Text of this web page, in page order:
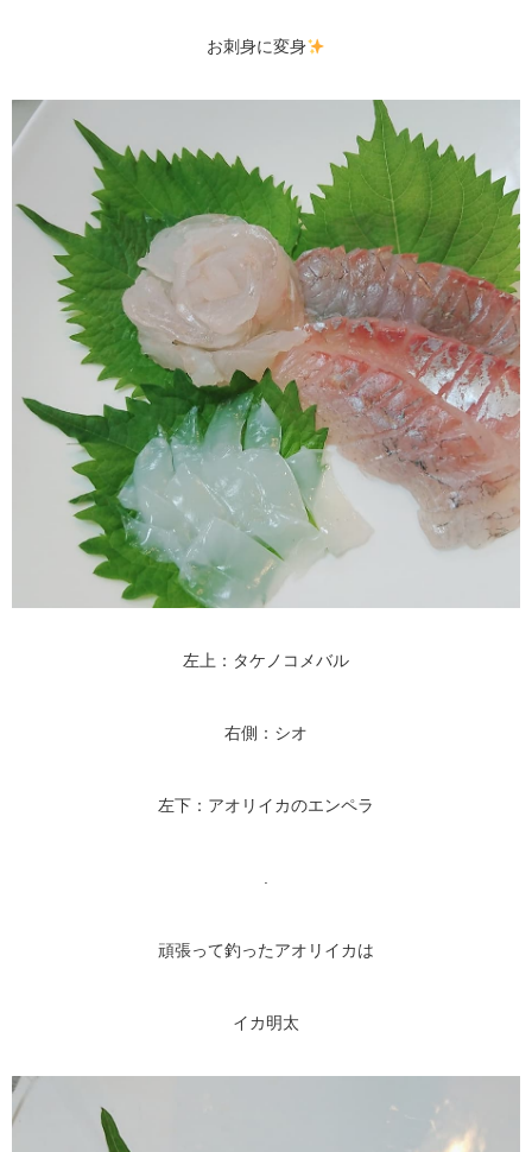
お刺身に変身
左上：タケノコメバル
右側：シオ
左下：アオリイカのエンペラ
頑張って釣ったアオリイカは
イカ明太